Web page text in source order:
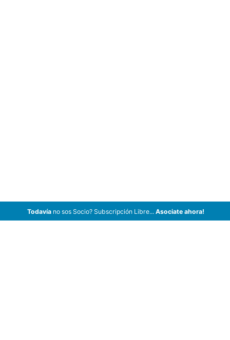
Todavíano sos Socio? Subscripción Libre... Asociate ahora!